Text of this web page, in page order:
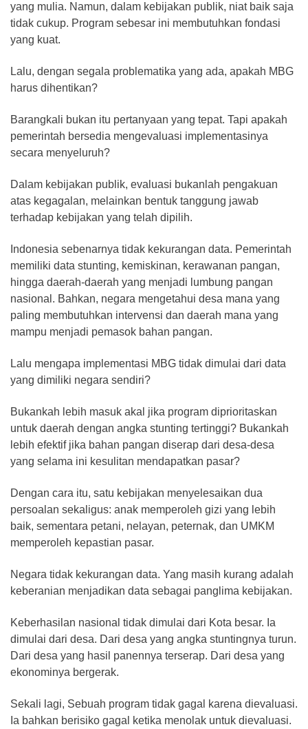
yang mulia. Namun, dalam kebijakan publik, niat baik saja
tidak cukup. Program sebesar ini membutuhkan fondasi
yang kuat.
Lalu, dengan segala problematika yang ada, apakah MBG
harus dihentikan?
Barangkali bukan itu pertanyaan yang tepat. Tapi apakah
pemerintah bersedia mengevaluasi implementasinya
secara menyeluruh?
Dalam kebijakan publik, evaluasi bukanlah pengakuan
atas kegagalan, melainkan bentuk tanggung jawab
terhadap kebijakan yang telah dipilih.
Indonesia sebenarnya tidak kekurangan data. Pemerintah
memiliki data stunting, kemiskinan, kerawanan pangan,
hingga daerah-daerah yang menjadi lumbung pangan
nasional. Bahkan, negara mengetahui desa mana yang
paling membutuhkan intervensi dan daerah mana yang
mampu menjadi pemasok bahan pangan.
Lalu mengapa implementasi MBG tidak dimulai dari data
yang dimiliki negara sendiri?
Bukankah lebih masuk akal jika program diprioritaskan
untuk daerah dengan angka stunting tertinggi? Bukankah
lebih efektif jika bahan pangan diserap dari desa-desa
yang selama ini kesulitan mendapatkan pasar?
Dengan cara itu, satu kebijakan menyelesaikan dua
persoalan sekaligus: anak memperoleh gizi yang lebih
baik, sementara petani, nelayan, peternak, dan UMKM
memperoleh kepastian pasar.
Negara tidak kekurangan data. Yang masih kurang adalah
keberanian menjadikan data sebagai panglima kebijakan.
Keberhasilan nasional tidak dimulai dari Kota besar. Ia
dimulai dari desa. Dari desa yang angka stuntingnya turun.
Dari desa yang hasil panennya terserap. Dari desa yang
ekonominya bergerak.
Sekali lagi, Sebuah program tidak gagal karena dievaluasi.
Ia bahkan berisiko gagal ketika menolak untuk dievaluasi.